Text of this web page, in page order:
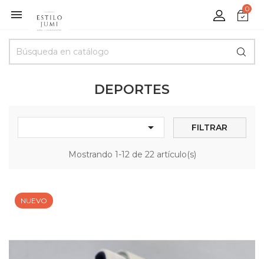
 0
DEPORTES
 FILTRAR
Mostrando 1-12 de 22 artículo(s)
NUEVO